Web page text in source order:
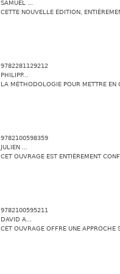
SAMUEL ...
CETTE NOUVELLE ÉDITION,
9782281129212
PHILIPP...
LA MÉTHODOLOGIE POUR METTRE EN
9782100598359
JULIEN ...
CET OUVRAGE EST ENTIÈREMENT
9782100595211
DAVID A...
CET OUVRAGE OFFRE UNE APPROCHE